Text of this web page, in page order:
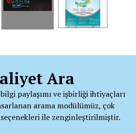
Ara
paylaşımı ve işbirliği ihtiyaçları
arama modülümüz, çok
ile zenginleştirilmiştir.